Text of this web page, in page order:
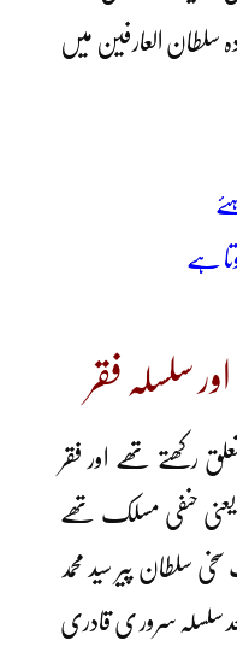
سلطان العارفین میں
ہے
سلسلہ فقر
رکھتے تھے اور فقر
یعنی حنفی مسلک تھے
سلطان پیر سید محمد
سلسلہ سرور ی قادری